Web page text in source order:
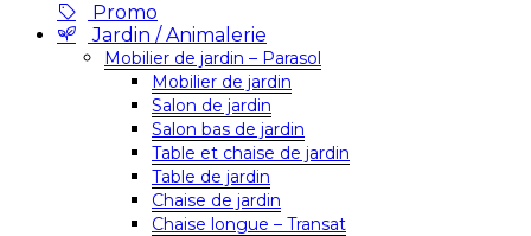
Promo
Jardin / Animalerie
Mobilier de jardin – Parasol
Mobilier de jardin
Salon de jardin
Salon bas de jardin
Table et chaise de jardin
Table de jardin
Chaise de jardin
Chaise longue – Transat